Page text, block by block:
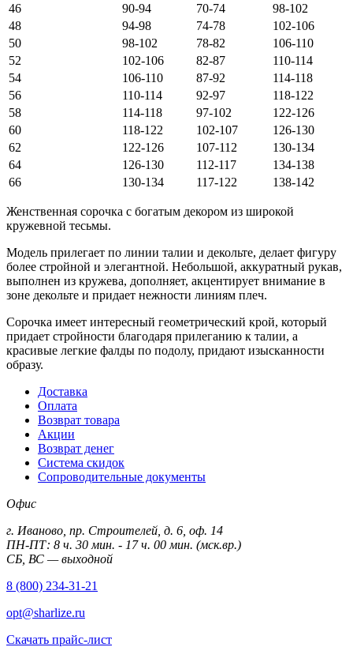
46
90-94 70-74
98-102
48
94-98 74-78
102-106
50
98-102 78-82
106-110
52
102-106 82-87
110-114
54
106-110 87-92
114-118
56
110-114 92-97
118-122
58
114-118 97-102
122-126
60
118-122 102-107
126-130
62
122-126 107-112
130-134
64
126-130 112-117
134-138
66
130-134 117-122 138-142
Женственная сорочка с богатым декором из широкой
кружевной тесьмы.
Модель прилегает по линии талии и декольте, делает фигуру
более стройной и элегантной. Небольшой, аккуратный рукав,
выполнен из кружева, дополняет, акцентирует внимание в
зоне декольте и придает нежности линиям плеч.
Сорочка имеет интересный геометрический крой, который
придает стройности благодаря прилеганию к талии, а
красивые легкие фалды по подолу, придают изысканности
образу.
Доставка
Оплата
Возврат товара
Акции
Возврат денег
Система скидок
Сопроводительные документы
Офис
г. Иваново, пр. Строителей, д. 6, оф. 14
ПН-ПТ: 8 ч. 30 мин. - 17 ч. 00 мин. (мск.вр.)
СБ, ВС — выходной
8 (800) 234-31-21
opt@sharlize.ru
Скачать прайс-лист